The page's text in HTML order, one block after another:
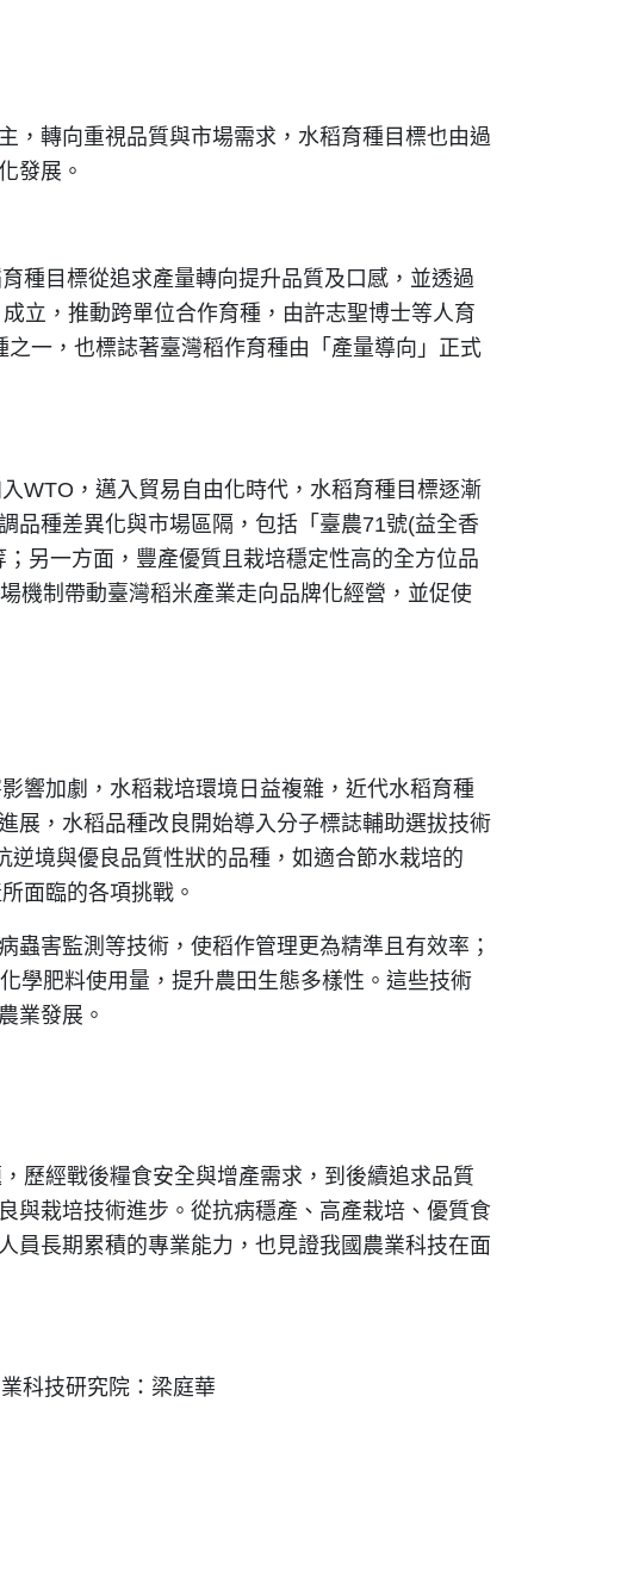
，轉向重視品質與市場需求，水稻育種目標也由過
發展。
種目標從追求產量轉向提升品質及口感，並透過
立，推動跨單位合作育種，由許志聖博士等人育
一，也標誌著臺灣稻作育種由「產量導向」正式
WTO，邁入貿易自由化時代，水稻育種目標逐漸
品種差異化與市場區隔，包括「臺農71號(益全香
另一方面，豐產優質且栽培穩定性高的全方位品
機制帶動臺灣稻米產業走向品牌化經營，並促使
響加劇，水稻栽培環境日益複雜，近代水稻育種
展，水稻品種改良開始導入分子標誌輔助選拔技術
境與優良品質性狀的品種，如適合節水栽培的
面臨的各項挑戰。
害監測等技術，使稻作管理更為精準且有效率；
學肥料使用量，提升農田生態多樣性。這些技術
業發展。
歷經戰後糧食安全與增產需求，到後續追求品質
與栽培技術進步。從抗病穩產、高產栽培、優質食
員長期累積的專業能力，也見證我國農業科技在面
科技研究院：梁庭華